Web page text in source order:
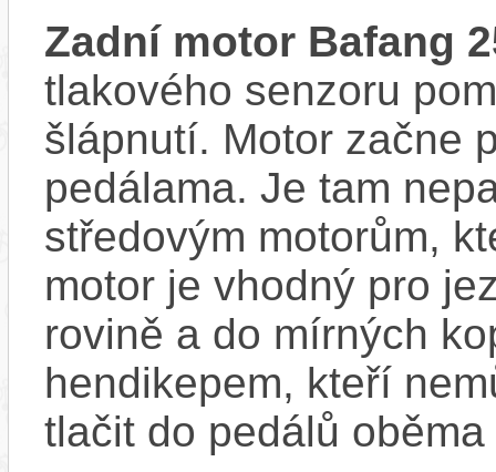
Zadní motor Bafang
tlakového senzoru
šlápnutí. Motor začne
pedálama. Je tam
středovým motorům,
motor je vhodný pro
rovině a do mírných
hendikepem, kteří
tlačit do pedálů